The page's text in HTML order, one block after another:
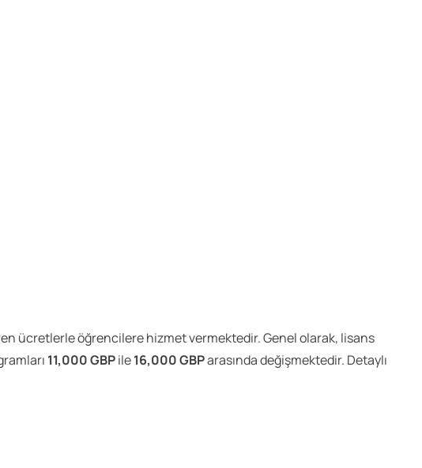
ücretlerle öğrencilere hizmet vermektedir. Genel olarak, lisans
11,000 GBPile16,000 GBParasında değişmektedir. Detaylı